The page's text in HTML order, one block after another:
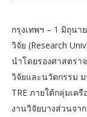
กรุงเทพฯ – 1 มิถุน
วิจัย (Research
นำโดยรองศาสตรา
วิจัยและนวัตกรรม
TRE ภายใต้กลุ่มเค
งานวิจัยบางส่วนจา